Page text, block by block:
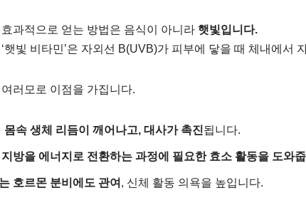
과적으로 얻는 방법은 음식이 아니라 햇빛입니다.
햇빛 비타민’은 자외선 B(UVB)가 피부에 닿을 때 체내에서
러모로 이점을 가집니다.
몸속 생체 리듬이 깨어나고, 대사가 촉진됩니다.
지방을 에너지로 전환하는 과정에 필요한 효소 활동을 도와
호르몬 분비에도 관여 , 신체 활동 의욕을 높입니다.